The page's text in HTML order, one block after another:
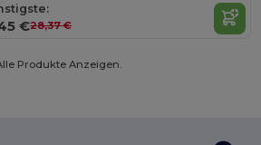
€28,37 €
Produkte Anzeigen.